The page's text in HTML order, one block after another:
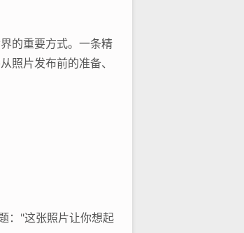
的重要方式。一条精
照片发布前的准备、
："这张照片让你想起